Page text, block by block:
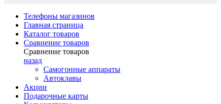
Телефоны магазинов
Главная страница
Каталог товаров
Сравнение товаров
Сравнение товаров
назад
Самогонные аппараты
Автоклавы
Акции
Подарочные карты